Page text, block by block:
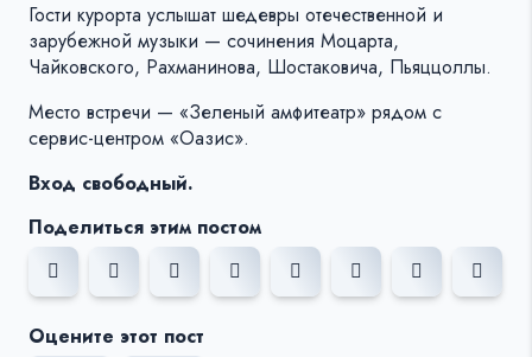
Гости курорта услышат шедевры отечественной и
зарубежной музыки — сочинения Моцарта,
Чайковского, Рахманинова, Шостаковича, Пьяццоллы.
Место встречи — «Зеленый амфитеатр» рядом с
сервис-центром «Оазис».
Вход свободный.
Поделиться этим постом
Оцените этот пост